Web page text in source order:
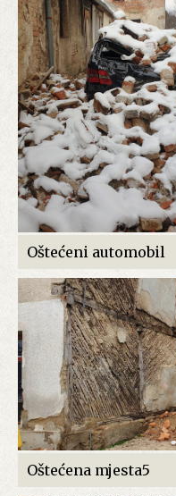
Oštećeni automobil
Oštećena mjesta5